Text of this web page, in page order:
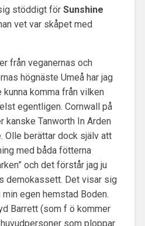
stöddigt för Sunshine
vet var skåpet med
från veganernas och
högnäste Umeå har jag
komma från vilken
egentligen. Cornwall på
kanske Tanworth In Arden
Olle berättar dock själv att
med båda fötterna
och det förstår jag ju
demokassett. Det visar sig
egen hemstad Boden.
Barrett (som f ö kommer
som ploppar